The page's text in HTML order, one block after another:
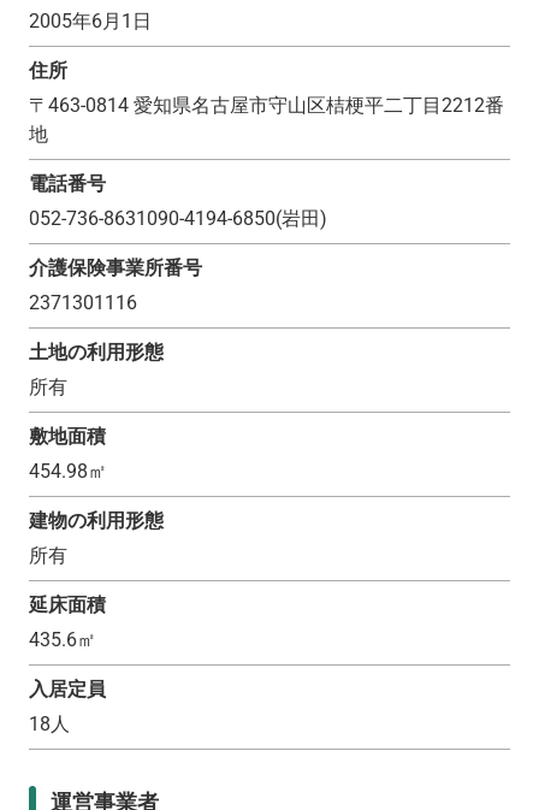
2005年6月1日
住所
〒 463-0814 愛知県名古屋市守山区桔梗平二丁目2212番
地
電話番号
052-736-8631090-4194-6850(岩田)
介護保険事業所番号
2371301116
土地の利用形態
所有
敷地面積
454.98㎡
建物の利用形態
所有
延床面積
435.6㎡
入居定員
18人
運営事業者